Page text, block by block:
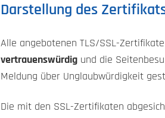
Darstellung des
Alle angebotenen TLS/SSL-
vertrauenswürdig und die
Meldung über Unglaubwürdigkeit
Die mit den SSL-Zertifikaten